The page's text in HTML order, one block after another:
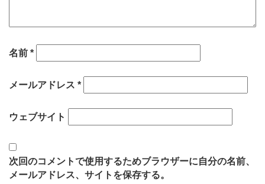
名前 *
メールアドレス *
ウェブサイト
次回のコメントで使用するためブラウザーに自分の名前、
メールアドレス、サイトを保存する。